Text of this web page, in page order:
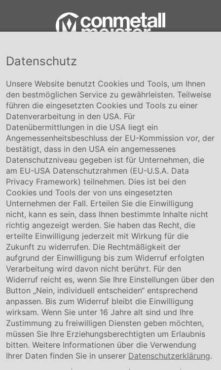
Conmetall Meister GmbH
+49 5141-180
info@conmetallmeister.de
www.conmetallmeister.de
Unternehmen
Über uns
Compliance
Hinweisgebersystem
Karriere
Service & Kontakt
Kontakt
Downloads
Garantiebedingungen
Zertifikate
Rechtliches
Impressum
AGB
Datenschutz
Cookie Einstellung
Datenschutz
Unsere Website benutzt Cookies und Tools, um Ihnen
den bestmöglichen Service zu gewährleisten. Teilweise
führen die eingesetzten Cookies und Tools zu einer
Datenverarbeitung in den USA. Für
Datenübermittlungen in die USA liegt ein
Angemessenheitsbeschluss der EU-Kommission vor, der
bestätigt, dass in den USA ein angemessenes
Datenschutzniveau gegeben ist für Unternehmen, die
am EU-USA Datenschutzrahmen (EU-U.S.A. Data
Privacy Framework) teilnehmen. Dies ist bei den
Cookies und Tools der von uns eingesetzten
Unternehmen der Fall. Erteilen Sie die Einwilligung
nicht, kann es sein, dass Ihnen bestimmte Inhalte nicht
richtig angezeigt werden. Sie haben das Recht, die
erteilte Einwilligung jederzeit mit Wirkung für die
Zukunft zu widerrufen. Die Rechtmäßigkeit der
aufgrund der Einwilligung bis zum Widerruf erfolgten
Verarbeitung wird davon nicht berührt. Für den
Widerruf reicht es, wenn Sie Ihre Einstellungen über den
Button „Nein, individuell entscheiden“ entsprechend
anpassen. Bis zum Widerruf bleibt die Einwilligung
wirksam. Wenn Sie unter 16 Jahre alt sind und Ihre
Zustimmung zu freiwilligen Diensten geben möchten,
müssen Sie Ihre Erziehungsberechtigten um Erlaubnis
bitten. Weitere Informationen über die Verwendung
Ihrer Daten finden Sie in unserer Datenschutzerklärung.